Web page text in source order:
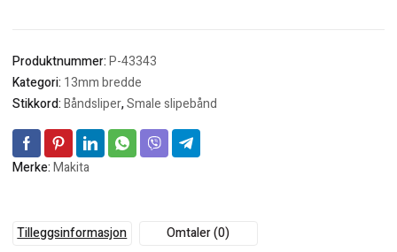
Produktnummer:P-43343
Kategori: 13mm bredde
Stikkord:Båndsliper,Smale slipebånd
Merke:Makita
Tilleggsinformasjon Omtaler (0)